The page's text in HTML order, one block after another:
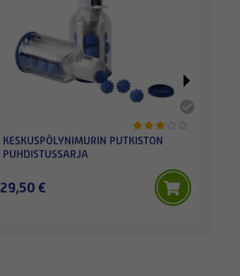
KESKUSPÖLYNIMURIN PUTKISTON
PUHDISTUSSARJA
29,50 €